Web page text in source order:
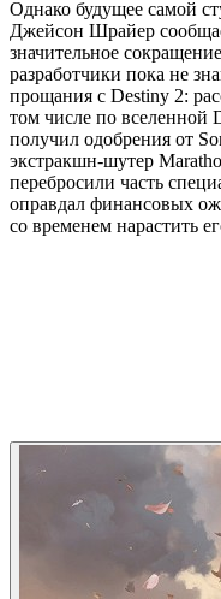
Однако будущее самой
Джейсон Шрайер
значительное
разработчики пока не
прощания с Destiny 2:
том числе по вселенной
получил одобрения от
экстракшн-шутер
перебросили часть
оправдал финансовых
со временем нарастить